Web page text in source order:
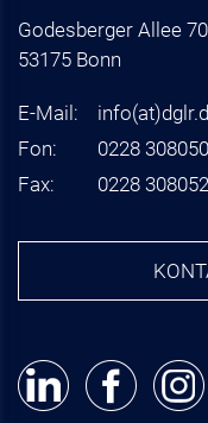
Godesberger Allee 70
53175 Bonn
E-Mail: info(at)
Fon:
0228 308050
Fax:
0228